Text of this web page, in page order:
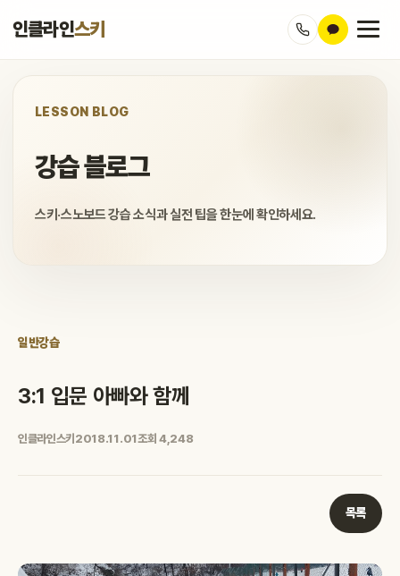
인클라인스키
LESSON BLOG
강습 블로그
스키·스노보드 강습 소식과 실전 팁을 한눈에 확인하세요.
일반강습
3:1 입문 아빠와 함께
인클라인스키2018.11.01조회 4,248
목록